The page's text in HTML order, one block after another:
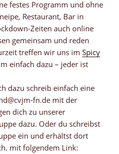
festes Programm und ohne
Restaurant, Bar in
Zeiten auch online
gemeinsam und reden
treffen wir uns im Spicy
einfach dazu – jeder ist
dazu schreib einfach eine
fn.de mit der
dich zu unserer
dazu. Oder du schreibst
ein und erhältst dort
mit folgendem Link: